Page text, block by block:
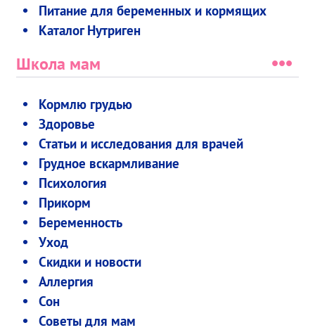
Питание для беременных и кормящих
Каталог Нутриген
Школа мам
Кормлю грудью
Здоровье
Статьи и исследования для врачей
Грудное вскармливание
Психология
Прикорм
Беременность
Уход
Скидки и новости
Аллергия
Сон
Советы для мам